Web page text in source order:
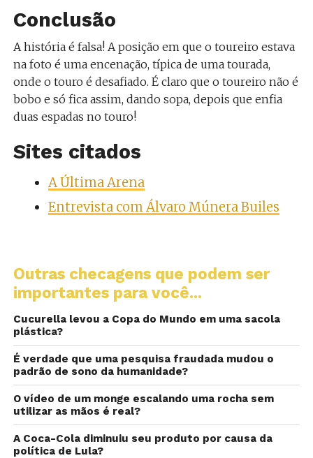
Conclusão
A história é falsa! A posição em que o toureiro estava
na foto é uma encenação, típica de uma tourada,
onde o touro é desafiado. É claro que o toureiro não é
bobo e só fica assim, dando sopa, depois que enfia
duas espadas no touro!
Sites citados
A Última Arena
Entrevista com Álvaro Múnera Builes
Outras checagens que podem ser
importantes para você...
Cucurella levou a Copa do Mundo em uma sacola
plástica?
É verdade que uma pesquisa fraudada mudou o
padrão de sono da humanidade?
O vídeo de um monge escalando uma rocha sem
utilizar as mãos é real?
A Coca-Cola diminuiu seu produto por causa da
política de Lula?